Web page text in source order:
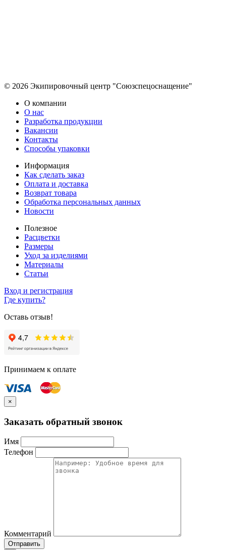
© 2026 Экипировочный центр "Союзспецоснащение"
О компании
О нас
Разработка продукции
Вакансии
Контакты
Способы упаковки
Информация
Как сделать заказ
Оплата и доставка
Возврат товара
Обработка персональных данных
Новости
Полезное
Расцветки
Размеры
Уход за изделиями
Материалы
Статьи
Вход и регистрация
Где купить?
Оставь отзыв!
Принимаем к оплате
×
Заказать обратный звонок
Имя
Телефон
Комментарий
Отправить